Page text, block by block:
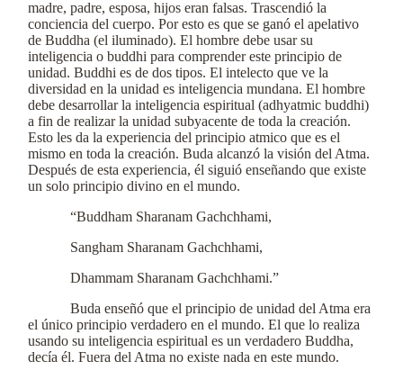
madre, padre, esposa, hijos eran falsas. Trascendió la
conciencia del cuerpo. Por esto es que se ganó el apelativo
de Buddha (el iluminado). El hombre debe usar su
inteligencia o buddhi para comprender este principio de
unidad. Buddhi es de dos tipos. El intelecto que ve la
diversidad en la unidad es inteligencia mundana. El hombre
debe desarrollar la inteligencia espiritual (adhyatmic buddhi)
a fin de realizar la unidad subyacente de toda la creación.
Esto les da la experiencia del principio atmico que es el
mismo en toda la creación. Buda alcanzó la visión del Atma.
Después de esta experiencia, él siguió enseñando que existe
un solo principio divino en el mundo.
“Buddham Sharanam Gachchhami,
Sangham Sharanam Gachchhami,
Dhammam Sharanam Gachchhami.”
Buda enseñó que el principio de unidad del Atma era
el único principio verdadero en el mundo. El que lo realiza
usando su inteligencia espiritual es un verdadero Buddha,
decía él. Fuera del Atma no existe nada en este mundo.